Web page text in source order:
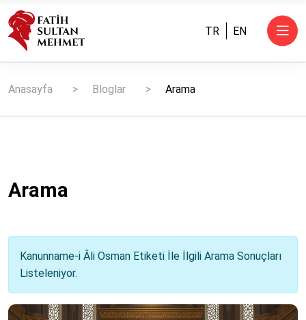
TR EN
Anasayfa Bloglar Arama
Arama
Kanunname-i Âli Osman Etiketi İle İlgili Arama Sonuçları
Listeleniyor.